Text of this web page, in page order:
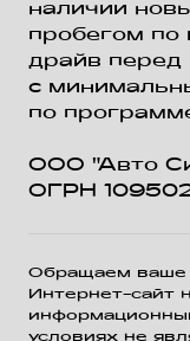
наличии
пробегом по
драйв перед
с
по
ООО "Авто
ОГРН
Обращаем ваше
Интернет-сайт
условиях не